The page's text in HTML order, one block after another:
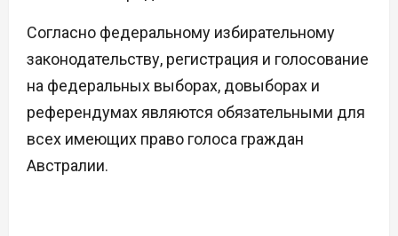
Согласно федеральному избирательному
законодательству, регистрация и голосование
на федеральных выборах, довыборах и
референдумах являются обязательными для
всех имеющих право голоса граждан
Австралии.